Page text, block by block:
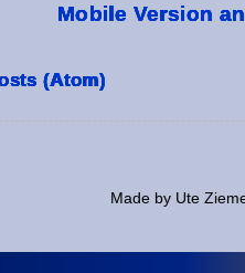
Mobile Version
(Atom)
Made by Ute